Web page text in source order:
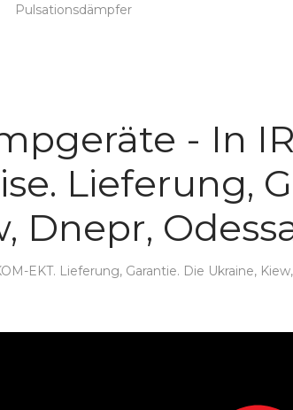
Pulsationsdämpfer
- In
Lieferung,
Dnepr,
EKT. Lieferung, Garantie. Die Ukraine,